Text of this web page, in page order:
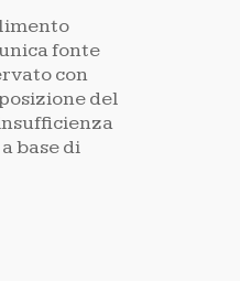
fonte
con
del
base di